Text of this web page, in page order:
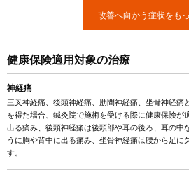
改善へ向かう症状をも
健康保険適用対象の治療
神経痛
三叉神経痛、後頭神経痛、肋間神経痛、坐骨神経痛
を得た場合、鍼灸院で施術を受ける際に健康保険が
出る痛み、後頭神経痛は後頭部や耳の後ろ、耳の中
うに胸や背中に出る痛み、坐骨神経痛は腰から足に
す。